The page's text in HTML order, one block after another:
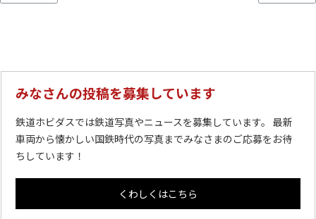
みなさんの投稿を募集しています
鉄道ホビダスでは鉄道写真やニュースを募集しています。 最新
車両から懐かしい国鉄時代の写真までみなさまのご応募をお待
ちしています！
くわしくはこちら